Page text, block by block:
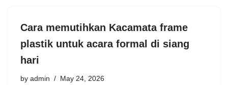
Cara memutihkan Kacamata frame
plastik untuk acara formal di siang
hari
by admin May 24, 2026